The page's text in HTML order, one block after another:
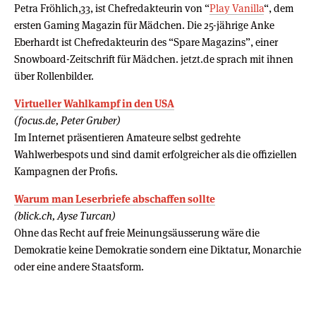
Petra Fröhlich,33, ist Chefredakteurin von “Play Vanilla“, dem
ersten Gaming Magazin für Mädchen. Die 25-jährige Anke
Eberhardt ist Chefredakteurin des “Spare Magazins”, einer
Snowboard-Zeitschrift für Mädchen. jetzt.de sprach mit ihnen
über Rollenbilder.
Virtueller Wahlkampf in den USA
(focus.de, Peter Gruber)
Im Internet präsentieren Amateure selbst gedrehte
Wahlwerbespots und sind damit erfolgreicher als die offiziellen
Kampagnen der Profis.
Warum man Leserbriefe abschaffen sollte
(blick.ch, Ayse Turcan)
Ohne das Recht auf freie Meinungsäusserung wäre die
Demokratie keine Demokratie sondern eine Diktatur, Monarchie
oder eine andere Staatsform.